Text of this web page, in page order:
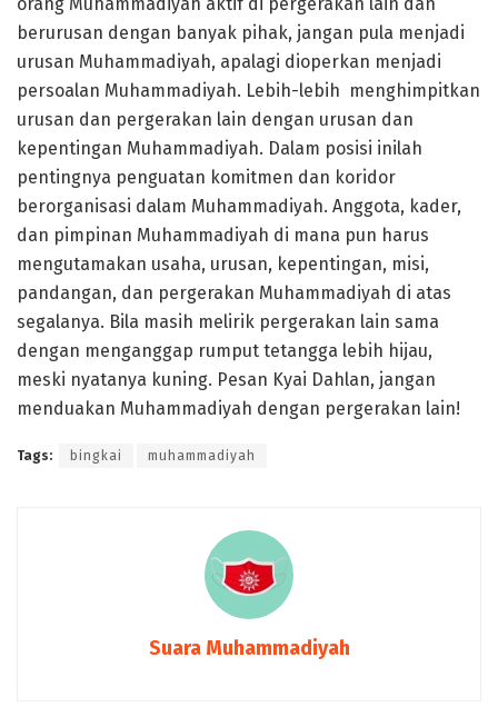
berurusan dengan banyak pihak, jangan pula menjadi
urusan Muhammadiyah, apalagi dioperkan menjadi
persoalan Muhammadiyah. Lebih-lebih menghimpitkan
urusan dan pergerakan lain dengan urusan dan
kepentingan Muhammadiyah. Dalam posisi inilah
pentingnya penguatan komitmen dan koridor
berorganisasi dalam Muhammadiyah. Anggota, kader,
dan pimpinan Muhammadiyah di mana pun harus
mengutamakan usaha, urusan, kepentingan, misi,
pandangan, dan pergerakan Muhammadiyah di atas
segalanya. Bila masih melirik pergerakan lain sama
dengan menganggap rumput tetangga lebih hijau,
meski nyatanya kuning. Pesan Kyai Dahlan, jangan
menduakan Muhammadiyah dengan pergerakan lain!
Tags: bingkai muhammadiyah
Suara Muhammadiyah